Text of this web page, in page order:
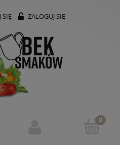
SIĘ ZALOGUJ SIĘ